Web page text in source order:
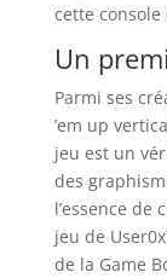
cette
Un
Parmi ses
’em up
jeu est un
des
l’essence de
jeu de
de la Game